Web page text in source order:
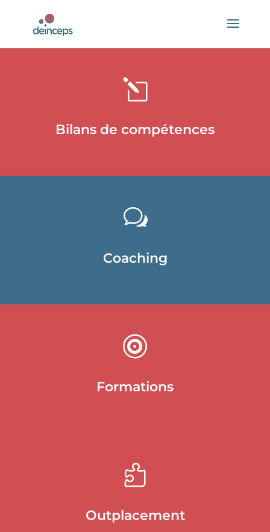
l
Bilans de compétences
w
Coaching

Formations

Outplacement